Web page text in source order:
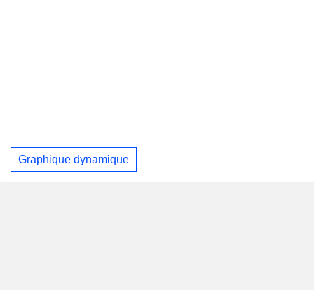
Graphique dynamique